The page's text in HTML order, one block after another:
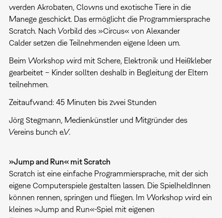
werden Akrobaten, Clowns und exotische Tiere in die
Manege geschickt. Das ermöglicht die Programmiersprache
Scratch. Nach Vorbild des »Circus« von Alexander
Calder setzen die Teilnehmenden eigene Ideen um.
Beim Workshop wird mit Schere, Elektronik und Heißkleber
gearbeitet – Kinder sollten deshalb in Begleitung der Eltern
teilnehmen.
Zeitaufwand: 45 Minuten bis zwei Stunden
Jörg Stegmann, Medienkünstler und Mitgründer des
Vereins bunch e.V.
»Jump and Run« mit Scratch
Scratch ist eine einfache Programmiersprache, mit der sich
eigene Computerspiele gestalten lassen. Die SpielheldInnen
können rennen, springen und fliegen. Im Workshop wird ein
kleines »Jump and Run«-Spiel mit eigenen